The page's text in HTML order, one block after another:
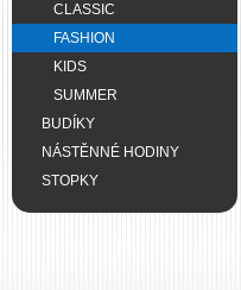
CLASSIC
FASHION
KIDS
SUMMER
BUDÍKY
NÁSTĚNNÉ HODINY
STOPKY